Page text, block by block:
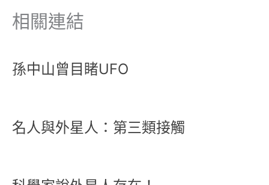
相關連結
孫中山曾目睹UFO
名人與外星人：第三類接觸